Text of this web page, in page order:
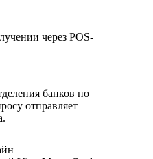
через POS-
банков по
отправляет